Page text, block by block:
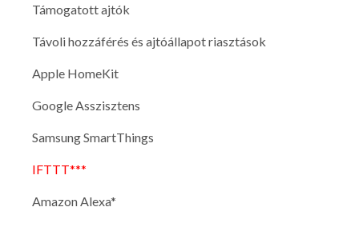
Támogatott ajtók
Távoli hozzáférés és ajtóállapot riasztások
Apple HomeKit
Google Asszisztens
Samsung SmartThings
IFTTT***
Amazon Alexa*